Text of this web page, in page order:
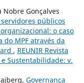
Nobre Gonçalves
públicos
o caso
MPF através da
, REUNIR Revista
Sustentabilidade: v.
Governança